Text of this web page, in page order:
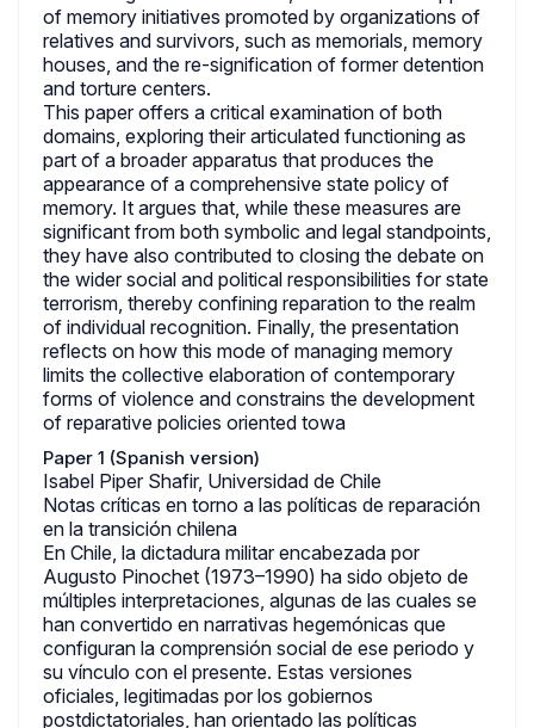
of memory initiatives promoted by organizations of
relatives and survivors, such as memorials, memory
houses, and the re-signification of former detention
and torture centers.
This paper offers a critical examination of both
domains, exploring their articulated functioning as
part of a broader apparatus that produces the
appearance of a comprehensive state policy of
memory. It argues that, while these measures are
significant from both symbolic and legal standpoints,
they have also contributed to closing the debate on
the wider social and political responsibilities for state
terrorism, thereby confining reparation to the realm
of individual recognition. Finally, the presentation
reflects on how this mode of managing memory
limits the collective elaboration of contemporary
forms of violence and constrains the development
of reparative policies oriented towa
Paper 1 (Spanish version)
Isabel Piper Shafir, Universidad de Chile
Notas críticas en torno a las políticas de reparación
en la transición chilena
En Chile, la dictadura militar encabezada por
Augusto Pinochet (1973–1990) ha sido objeto de
múltiples interpretaciones, algunas de las cuales se
han convertido en narrativas hegemónicas que
configuran la comprensión social de ese periodo y
su vínculo con el presente. Estas versiones
oficiales, legitimadas por los gobiernos
postdictatoriales, han orientado las políticas